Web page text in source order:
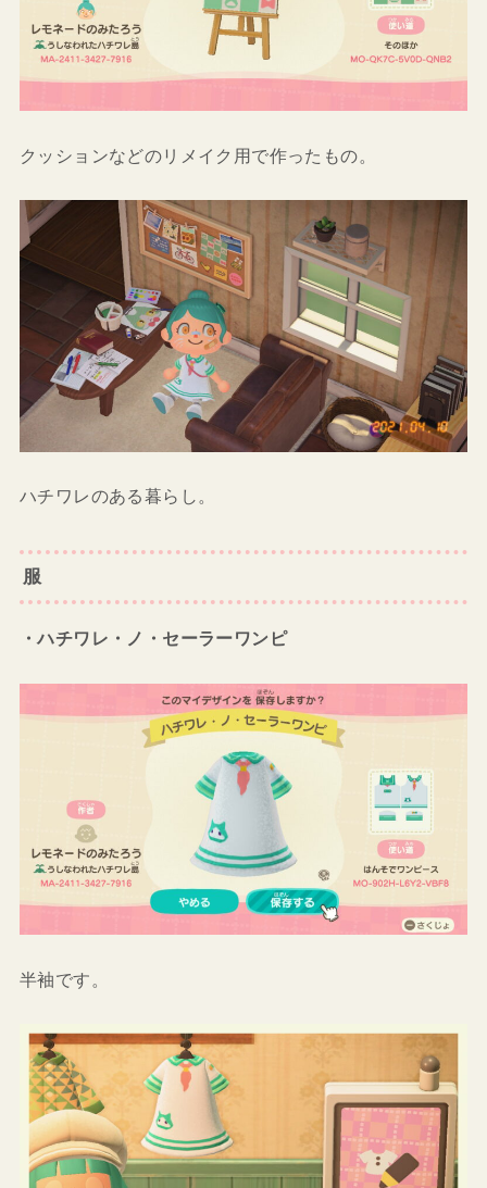
クッションなどのリメイク用で作ったもの。
ハチワレのある暮らし。
服
・ハチワレ・ノ・セーラーワンピ
半袖です。